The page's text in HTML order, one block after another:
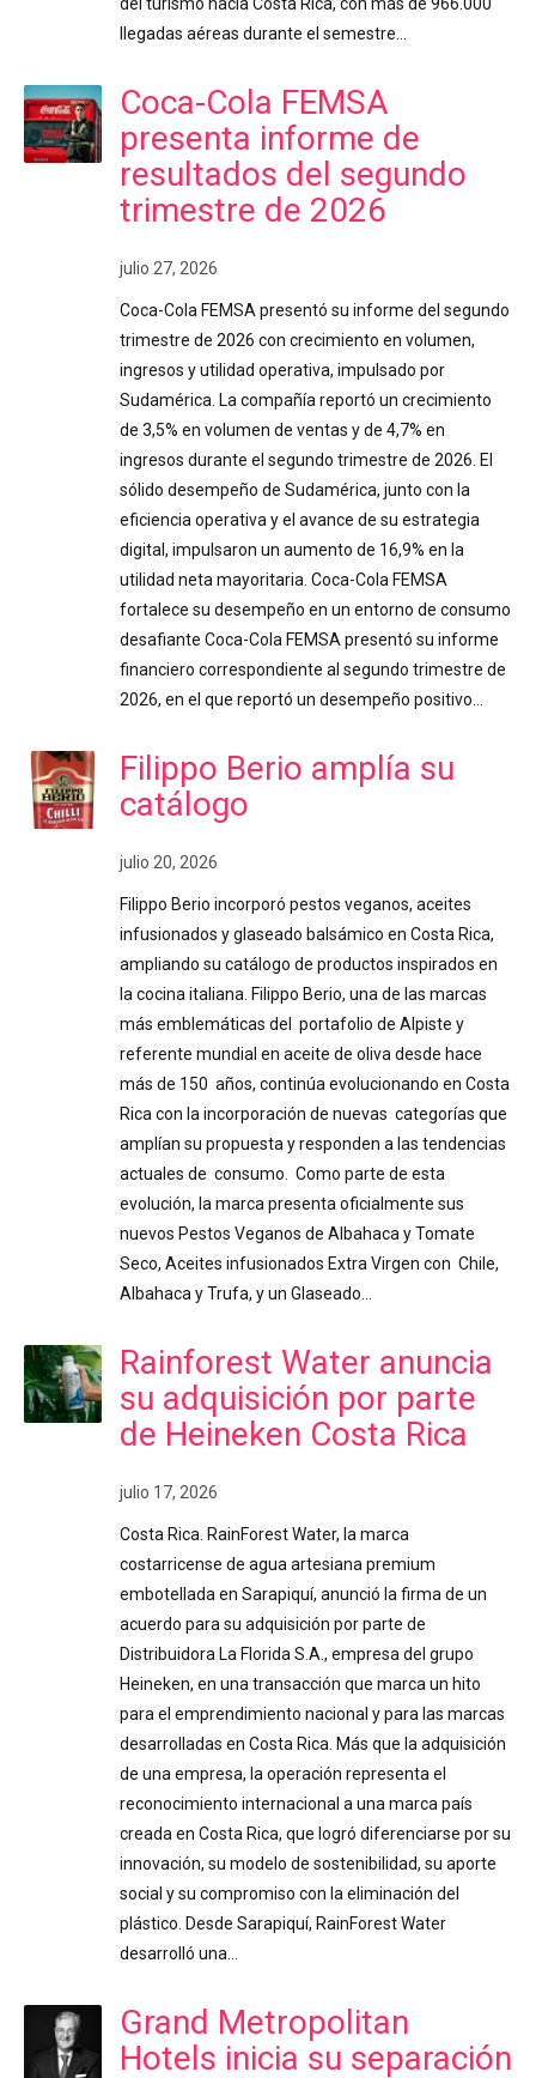
llegadas aéreas durante el semestre…
Coca-Cola FEMSA
presenta informe de
resultados del segundo
trimestre de 2026
julio 27, 2026
Coca-Cola FEMSA presentó su informe del segundo
trimestre de 2026 con crecimiento en volumen,
ingresos y utilidad operativa, impulsado por
Sudamérica. La compañía reportó un crecimiento
de 3,5% en volumen de ventas y de 4,7% en
ingresos durante el segundo trimestre de 2026. El
sólido desempeño de Sudamérica, junto con la
eficiencia operativa y el avance de su estrategia
digital, impulsaron un aumento de 16,9% en la
utilidad neta mayoritaria. Coca-Cola FEMSA
fortalece su desempeño en un entorno de consumo
desafiante Coca-Cola FEMSA presentó su informe
financiero correspondiente al segundo trimestre de
2026, en el que reportó un desempeño positivo…
Filippo Berio amplía su
catálogo
julio 20, 2026
Filippo Berio incorporó pestos veganos, aceites
infusionados y glaseado balsámico en Costa Rica,
ampliando su catálogo de productos inspirados en
la cocina italiana. Filippo Berio, una de las marcas
más emblemáticas del portafolio de Alpiste y
referente mundial en aceite de oliva desde hace
más de 150 años, continúa evolucionando en Costa
Rica con la incorporación de nuevas categorías que
amplían su propuesta y responden a las tendencias
actuales de consumo. Como parte de esta
evolución, la marca presenta oficialmente sus
nuevos Pestos Veganos de Albahaca y Tomate
Seco, Aceites infusionados Extra Virgen con Chile,
Albahaca y Trufa, y un Glaseado…
Rainforest Water anuncia
su adquisición por parte
de Heineken Costa Rica
julio 17, 2026
Costa Rica. RainForest Water, la marca
costarricense de agua artesiana premium
embotellada en Sarapiquí, anunció la firma de un
acuerdo para su adquisición por parte de
Distribuidora La Florida S.A., empresa del grupo
Heineken, en una transacción que marca un hito
para el emprendimiento nacional y para las marcas
desarrolladas en Costa Rica. Más que la adquisición
de una empresa, la operación representa el
reconocimiento internacional a una marca país
creada en Costa Rica, que logró diferenciarse por su
innovación, su modelo de sostenibilidad, su aporte
social y su compromiso con la eliminación del
plástico. Desde Sarapiquí, RainForest Water
desarrolló una…
Grand Metropolitan
Hotels inicia su separación